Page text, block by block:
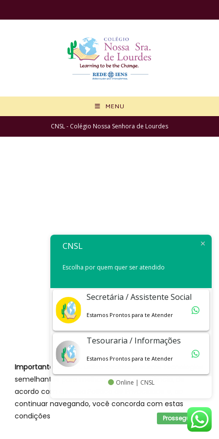
para
MENU
CNSL - Colégio Nossa Senhora de Lourdes
Importante:
O CNSL utiliza cookies e outras tecnologias
semelhantes para melhorar a sua experiência, de
acordo com a nossa Política de Privacidade e, ao
continuar navegando, você concorda com estas
condições
Prosseguir
CNSL
Escolha por quem quer ser atendido
Secretária / Assistente Social
Estamos Prontos para te Atender
Tesouraria / Informações
Estamos Prontos para te Atender
Online | CNSL